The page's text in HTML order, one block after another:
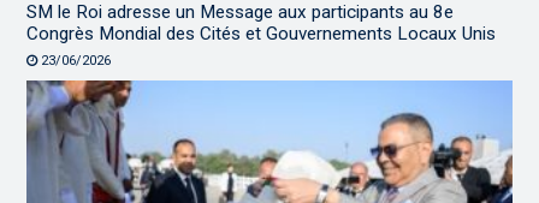
SM le Roi adresse un Message aux participants au 8e
Congrès Mondial des Cités et Gouvernements Locaux Unis
23/06/2026